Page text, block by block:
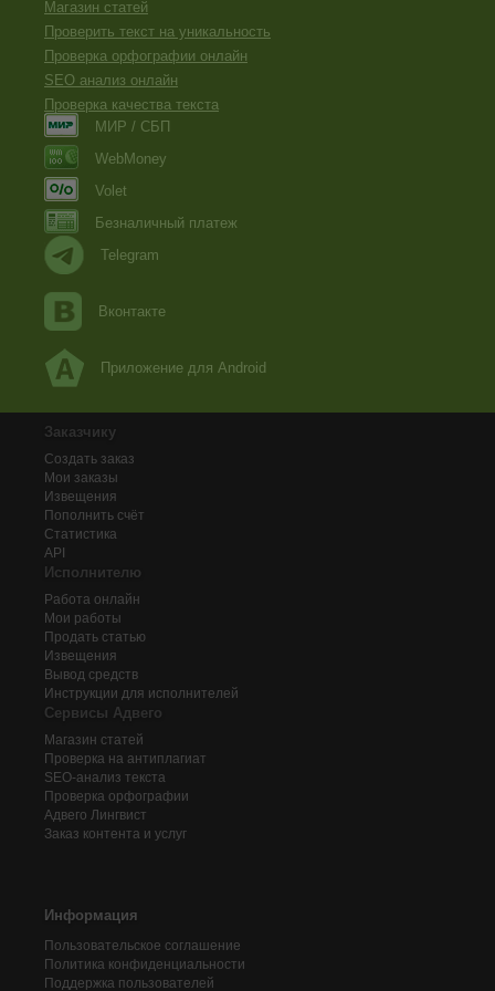
Магазин статей
Проверить текст на уникальность
Проверка орфографии онлайн
SEO анализ онлайн
Проверка качества текста
МИР / СБП
WebMoney
Volet
Безналичный платеж
Telegram
Вконтакте
Приложение для Android
Заказчику
Создать заказ
Мои заказы
Извещения
Пополнить счёт
Статистика
API
Исполнителю
Работа онлайн
Мои работы
Продать статью
Извещения
Вывод средств
Инструкции для исполнителей
Сервисы Адвего
Магазин статей
Проверка на антиплагиат
SEO-анализ текста
Проверка орфографии
Адвего Лингвист
Заказ контента и услуг
Информация
Пользовательское соглашение
Политика конфиденциальности
Поддержка пользователей